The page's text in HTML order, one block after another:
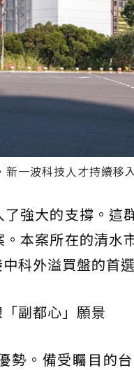
一波科技人才持續移
強大的支撐。這
本案所在的清水
科外溢買盤的首
副都心」願景
勢。備受矚目的